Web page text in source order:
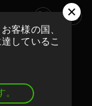
プレイ
ぼう
客様の国、
しているこ